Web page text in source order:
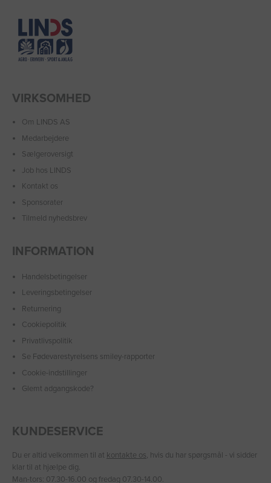
VIRKSOMHED
Om LINDS AS
Medarbejdere
Sælgeroversigt
Job hos LINDS
Kontakt os
Sponsorater
Tilmeld nyhedsbrev
INFORMATION
Handelsbetingelser
Leveringsbetingelser
Returnering
Cookiepolitik
Privatlivspolitik
Se Fødevarestyrelsens smiley-rapporter
Cookie-indstillinger
Glemt adgangskode?
KUNDESERVICE
Du er altid velkommen til at kontakte os, hvis du har spørgsmål - vi sidder
klar til at hjælpe dig.
Man-tors: 07.30-16.00 og fredag 07.30-14.00.